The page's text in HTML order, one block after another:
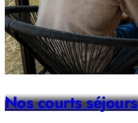
Nos courts séjours